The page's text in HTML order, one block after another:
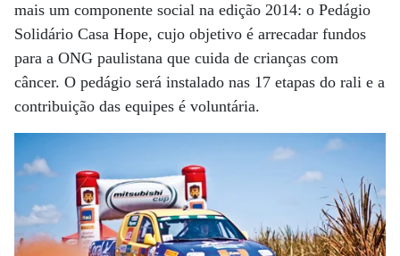
mais um componente social na edição 2014: o Pedágio
Solidário Casa Hope, cujo objetivo é arrecadar fundos
para a ONG paulistana que cuida de crianças com
câncer. O pedágio será instalado nas 17 etapas do rali e a
contribuição das equipes é voluntária.